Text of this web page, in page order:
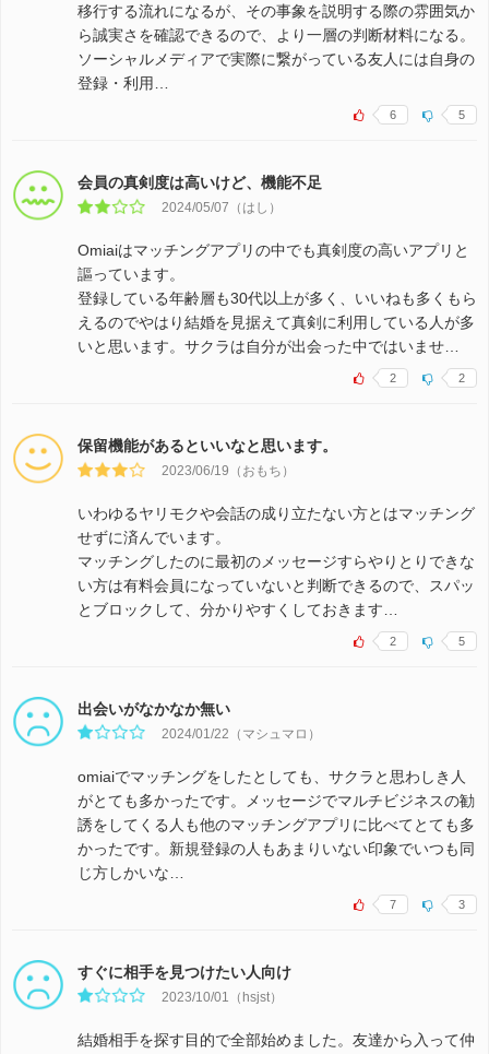
移行する流れになるが、その事象を説明する際の雰囲気か
ら誠実さを確認できるので、より一層の判断材料になる。
ソーシャルメディアで実際に繋がっている友人には自身の
登録・利用…
6 5
会員の真剣度は高いけど、機能不足
2024/05/07（はし）
Omiaiはマッチングアプリの中でも真剣度の高いアプリと
謳っています。
登録している年齢層も30代以上が多く、いいねも多くもら
えるのでやはり結婚を見据えて真剣に利用している人が多
いと思います。サクラは自分が出会った中ではいませ…
2 2
保留機能があるといいなと思います。
2023/06/19（おもち）
いわゆるヤリモクや会話の成り立たない方とはマッチング
せずに済んでいます。
マッチングしたのに最初のメッセージすらやりとりできな
い方は有料会員になっていないと判断できるので、スパッ
とブロックして、分かりやすくしておきます…
2 5
出会いがなかなか無い
2024/01/22（マシュマロ）
omiaiでマッチングをしたとしても、サクラと思わしき人
がとても多かったです。メッセージでマルチビジネスの勧
誘をしてくる人も他のマッチングアプリに比べてとても多
かったです。新規登録の人もあまりいない印象でいつも同
じ方しかいな…
7 3
すぐに相手を見つけたい人向け
2023/10/01（hsjst）
結婚相手を探す目的で全部始めました。友達から入って仲